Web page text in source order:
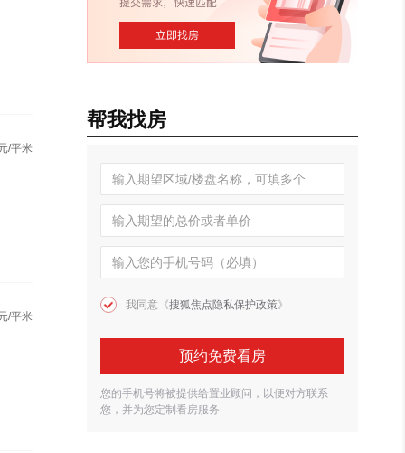
/平米
/平米
帮我找房
我同意《搜狐焦点隐私保护政策》
预约免费看房
您的手机号将被提供给置业顾问，以便对方联系
您，并为您定制看房服务